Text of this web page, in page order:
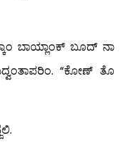
ಬಾಯ್ಲಾಂಕ್ ಬೂದ್ ನಾ
“ಕೋಣ್ ತೊ